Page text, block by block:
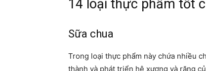
14 loại thực phẩm tốt
Sữa chua
Trong loại thực phẩm này chứa nhiều
thành và phát triển hệ xương và răng